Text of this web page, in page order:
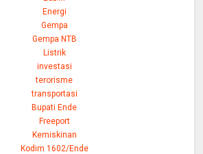
Energi
Gempa
Gempa NTB
Listrik
investasi
terorisme
transportasi
Bupati Ende
Freeport
Kemiskinan
Kodim 1602/Ende